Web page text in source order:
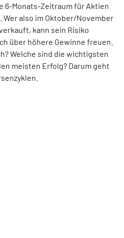
6-Monats-Zeitraum für Aktien
also im Oktober/November
kann sein Risiko
über höhere Gewinne freuen.
Welche sind die wichtigsten
meisten Erfolg? Darum geht